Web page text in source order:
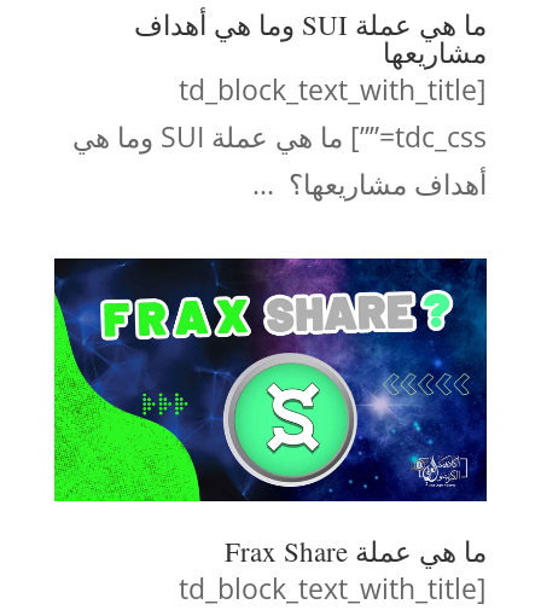
ما هي عملة SUI وما هي أهداف
مشاريعها
[td_block_text_with_title
tdc_css=””] ما هي عملة SUI وما هي
أهداف مشاريعها؟ ...
ما هي عملة Frax Share
[td_block_text_with_title